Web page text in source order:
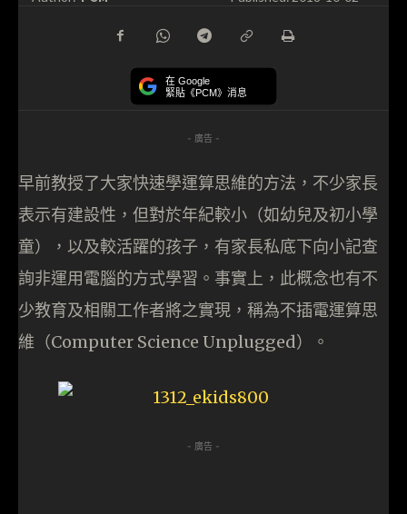
在 Google
緊貼《PCM》消息
- 廣告 -
早前教授了大家快速學運算思維的方法，不少家長
表示有建設性，但對於年紀較小（如幼兒及初小學
童），以及較活躍的孩子，有家長私底下向小記查
詢非運用電腦的方式學習。事實上，此概念也有不
少教育及相關工作者將之實現，稱為不插電運算思
維（Computer Science Unplugged）。
- 廣告 -